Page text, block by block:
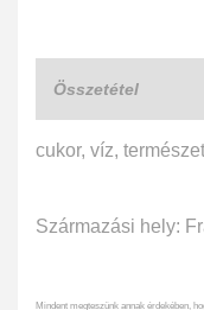
Összetétel
cukor, víz,
Származási hely:
Mindent megteszünk annak érdekében,